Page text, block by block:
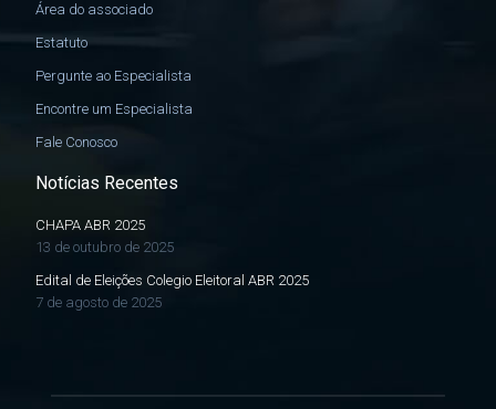
Área do associado
Estatuto
Pergunte ao Especialista
Encontre um Especialista
Fale Conosco
Notícias Recentes
CHAPA ABR 2025
13 de outubro de 2025
Edital de Eleições Colegio Eleitoral ABR 2025
7 de agosto de 2025